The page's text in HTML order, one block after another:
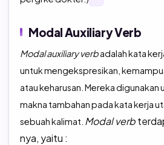
Modal Auxiliary Verb
Modal auxiliary verbadalah kata
untuk mengekspresikan,
atau keharusan. Mereka digunakan
makna tambahan pada kata kerja
sebuah kalimat. Modal verb
nya, yaitu :